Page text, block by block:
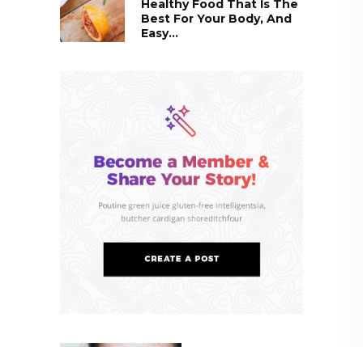
Healthy Food That Is The
Best For Your Body, And
Easy...